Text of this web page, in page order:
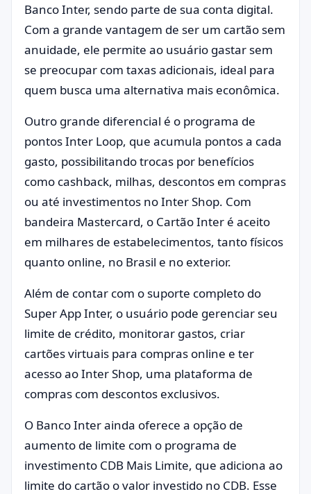
Banco Inter, sendo parte de sua conta digital.
Com a grande vantagem de ser um cartão sem
anuidade, ele permite ao usuário gastar sem
se preocupar com taxas adicionais, ideal para
quem busca uma alternativa mais econômica.
Outro grande diferencial é o programa de
pontos Inter Loop, que acumula pontos a cada
gasto, possibilitando trocas por benefícios
como cashback, milhas, descontos em compras
ou até investimentos no Inter Shop. Com
bandeira Mastercard, o Cartão Inter é aceito
em milhares de estabelecimentos, tanto físicos
quanto online, no Brasil e no exterior.
Além de contar com o suporte completo do
Super App Inter, o usuário pode gerenciar seu
limite de crédito, monitorar gastos, criar
cartões virtuais para compras online e ter
acesso ao Inter Shop, uma plataforma de
compras com descontos exclusivos.
O Banco Inter ainda oferece a opção de
aumento de limite com o programa de
investimento CDB Mais Limite, que adiciona ao
limite do cartão o valor investido no CDB. Esse